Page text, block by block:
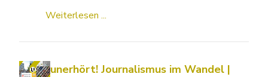
Weiterlesen ...
unerhört! Journalismus im Wandel |